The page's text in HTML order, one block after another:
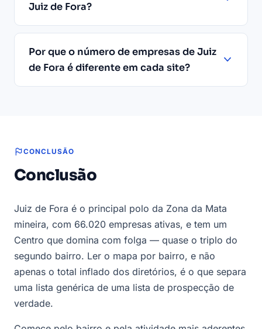
Juiz de Fora?
Por que o número de empresas de Juiz
de Fora é diferente em cada site?
CONCLUSÃO
Conclusão
Juiz de Fora é o principal polo da Zona da Mata
mineira, com 66.020 empresas ativas, e tem um
Centro que domina com folga — quase o triplo do
segundo bairro. Ler o mapa por bairro, e não
apenas o total inflado dos diretórios, é o que separa
uma lista genérica de uma lista de prospecção de
verdade.